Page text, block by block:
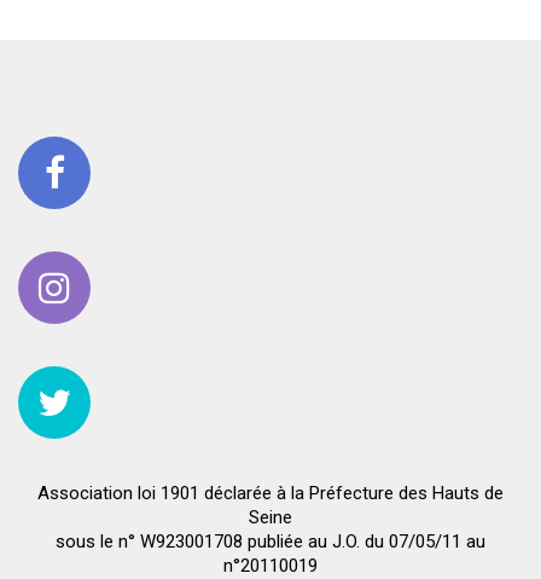
Association loi 1901 déclarée à la Préfecture des Hauts de
Seine
sous le n° W923001708 publiée au J.O. du 07/05/11 au
n°20110019